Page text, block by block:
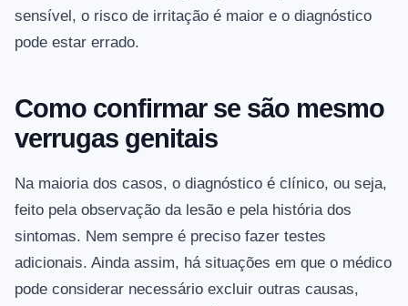
sensível, o risco de irritação é maior e o diagnóstico
pode estar errado.
Como confirmar se são mesmo
verrugas genitais
Na maioria dos casos, o diagnóstico é clínico, ou seja,
feito pela observação da lesão e pela história dos
sintomas. Nem sempre é preciso fazer testes
adicionais. Ainda assim, há situações em que o médico
pode considerar necessário excluir outras causas,